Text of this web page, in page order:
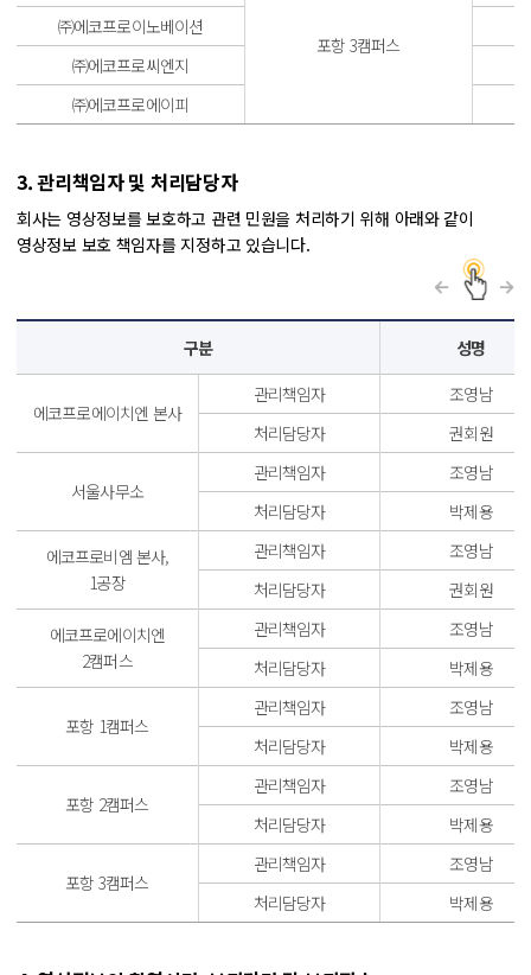
포항 3캠퍼스
㈜에코프로이노베이션
㈜에코프로씨엔지
㈜에코프로에이피
3. 관리책임자 및 처리담당자
회사는 영상정보를 보호하고 관련 민원을 처리하기 위해 아래와 같이
영상정보 보호 책임자를 지정하고 있습니다.
구분 성명
에코프로에이치엔 본사
관리책임자
조영남
처리담당자
권회원
서울사무소
관리책임자
조영남
처리담당자
박제용
에코프로비엠 본사,
1공장
관리책임자
조영남
처리담당자
권회원
에코프로에이치엔
2캠퍼스
관리책임자
조영남
처리담당자
박제용
포항 1캠퍼스
관리책임자
조영남
처리담당자
박제용
포항 2캠퍼스
관리책임자
조영남
처리담당자
박제용
포항 3캠퍼스
관리책임자
조영남
처리담당자
박제용